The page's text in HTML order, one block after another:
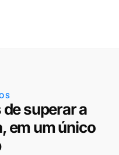
superar a
em um único